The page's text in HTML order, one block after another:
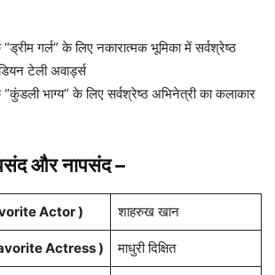
“ड्रीम गर्ल” के लिए नकारात्मक भूमिका में सर्वश्रेष्ठ
टेली अवार्ड्स
“कुंडली भाग्य” के लिए सर्वश्रेष्ठ अभिनेत्री का कलाकार
और नापसंद –
Actor ) शाहरुख खान
Actress ) माधुरी दिक्षित